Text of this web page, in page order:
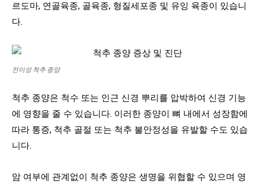
르도마, 연골육종, 골육종, 형질세포종 및 유잉 육종이 있습니
다.
전이성 척추 종양
척추 종양은 척수 또는 인근 신경 뿌리를 압박하여 신경 기능
에 영향을 줄 수 있습니다. 이러한 종양이 뼈 내에서 성장함에
따라 통증, 척추 골절 또는 척추 불안정성을 유발할 수도 있습
니다.
암 여부에 관계없이 척추 종양은 생명을 위협할 수 있으며 영